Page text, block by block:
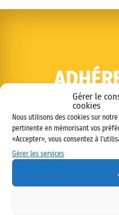
Gérer le
cookies
Nous utilisons des cookies sur
pertinente en mémorisant vos
«Accepter», vous consentez à
Gérer les services
Copyright ©
Mentions légales